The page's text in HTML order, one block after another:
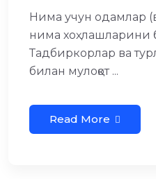
Нима учун одамлар
нима
Тадбиркорлар ва
билан мулоқот ...
Read More